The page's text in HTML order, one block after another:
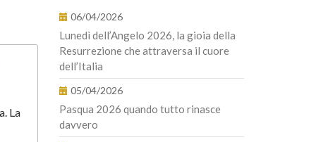
La
06/04/2026
Lunedì dell’Angelo 2026, la gioia della
Resurrezione che attraversa il cuore
dell’Italia
05/04/2026
Pasqua 2026 quando tutto rinasce
davvero